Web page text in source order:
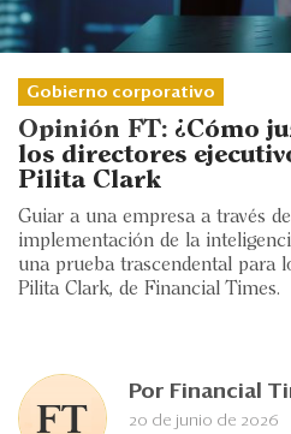
Management
Economía y Finanzas
Legal y Política
Blogs
Gobierno corporativo
Opinión FT: ¿Cómo
los directores
Pilita Clark
Guiar a una empresa a través
implementación de la
una prueba trascendental para
Pilita Clark, de Financial Times.
Por Financial
20 de junio de 2026